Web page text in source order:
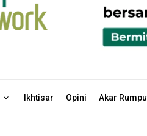
Ikhtisar Opini Akar